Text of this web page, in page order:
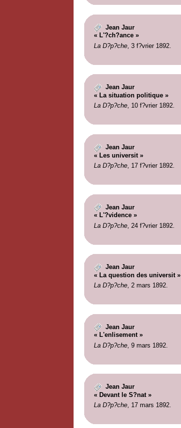
Jean Jaur
« L'?ch?ance »
La D?p?che, 3 f?vrier 1892.
Jean Jaur
« La situation politique »
La D?p?che, 10 f?vrier 1892.
Jean Jaur
« Les universit »
La D?p?che, 17 f?vrier 1892.
Jean Jaur
« L'?vidence »
La D?p?che, 24 f?vrier 1892.
Jean Jaur
« La question des universit »
La D?p?che, 2 mars 1892.
Jean Jaur
« L'enlisement »
La D?p?che, 9 mars 1892.
Jean Jaur
« Devant le S?nat »
La D?p?che, 17 mars 1892.